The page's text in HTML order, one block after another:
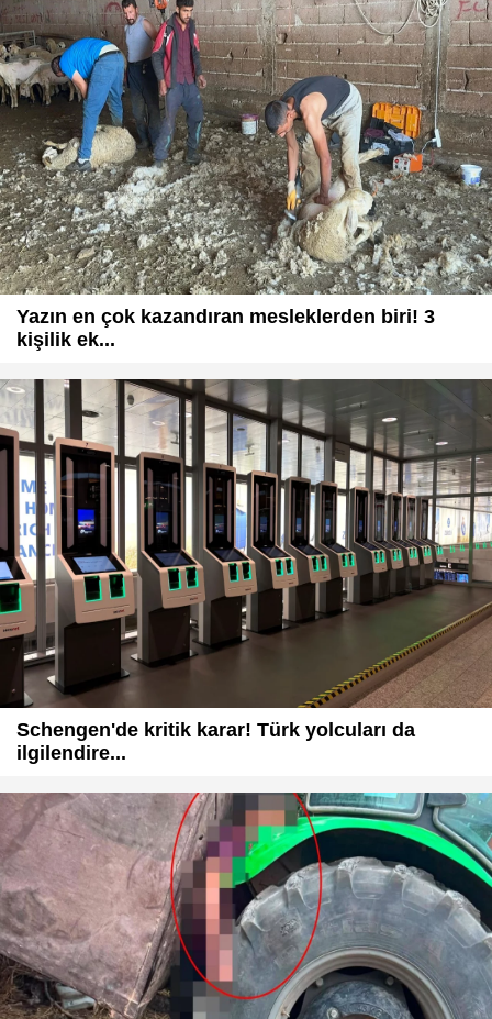
Yazın en çok kazandıran mesleklerden biri! 3
kişilik ek...
Schengen'de kritik karar! Türk yolcuları da
ilgilendire...